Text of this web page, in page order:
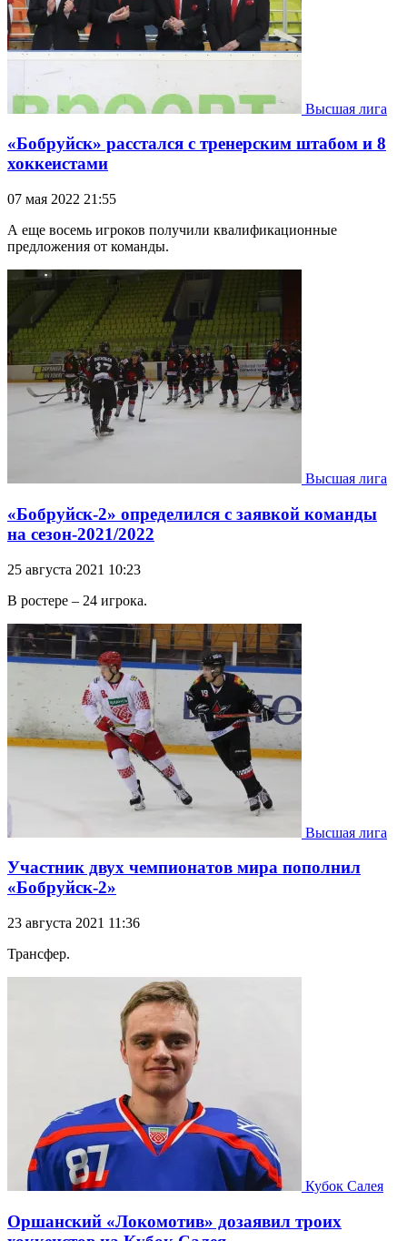
Высшая лига
«Бобруйск» расстался с тренерским штабом и 8
хоккеистами
07 мая 2022 21:55
А еще восемь игроков получили квалификационные
предложения от команды.
Высшая лига
«Бобруйск-2» определился с заявкой команды
на сезон-2021/2022
25 августа 2021 10:23
В ростере – 24 игрока.
Высшая лига
Участник двух чемпионатов мира пополнил
«Бобруйск-2»
23 августа 2021 11:36
Трансфер.
Кубок Салея
Оршанский «Локомотив» дозаявил троих